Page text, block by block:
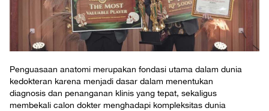
Penguasaan anatomi merupakan fondasi utama dalam dunia
kedokteran karena menjadi dasar dalam menentukan
diagnosis dan penanganan klinis yang tepat, sekaligus
membekali calon dokter menghadapi kompleksitas dunia